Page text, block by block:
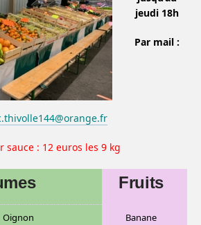
jeudi 18h
Par mail :
sauce : 12 euros les 9 kg
Fruits
Oignon
Banane